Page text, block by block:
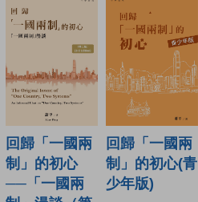
回歸「一國兩
制」的初心
──「一國兩
回歸「一國兩
制」的初心(青
少年版)